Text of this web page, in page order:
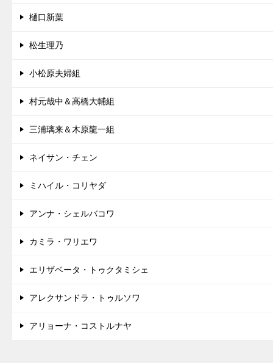
樋口新葉
松生理乃
小松原夫婦組
村元哉中＆高橋大輔組
三浦璃来＆木原龍一組
ネイサン・チェン
ミハイル・コリヤダ
アンナ・シェルバコワ
カミラ・ワリエワ
エリザベータ・トゥクタミシェ
アレクサンドラ・トゥルソワ
アリョーナ・コストルナヤ